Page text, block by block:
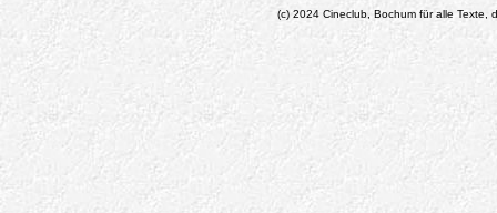
(c) 2024 Cineclub, Bochum für alle Texte,